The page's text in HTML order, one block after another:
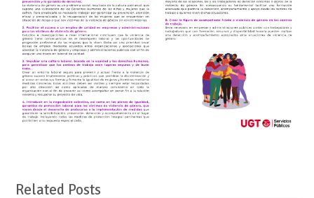
Related Posts